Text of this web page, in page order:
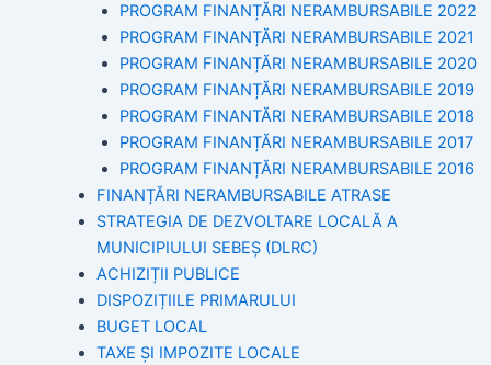
PROGRAM FINANȚĂRI NERAMBURSABILE 2022
PROGRAM FINANȚĂRI NERAMBURSABILE 2021
PROGRAM FINANȚĂRI NERAMBURSABILE 2020
PROGRAM FINANȚĂRI NERAMBURSABILE 2019
PROGRAM FINANTĂRI NERAMBURSABILE 2018
PROGRAM FINANȚĂRI NERAMBURSABILE 2017
PROGRAM FINANȚĂRI NERAMBURSABILE 2016
FINANȚĂRI NERAMBURSABILE ATRASE
STRATEGIA DE DEZVOLTARE LOCALĂ A
MUNICIPIULUI SEBEȘ (DLRC)
ACHIZIȚII PUBLICE
DISPOZIȚIILE PRIMARULUI
BUGET LOCAL
TAXE ȘI IMPOZITE LOCALE